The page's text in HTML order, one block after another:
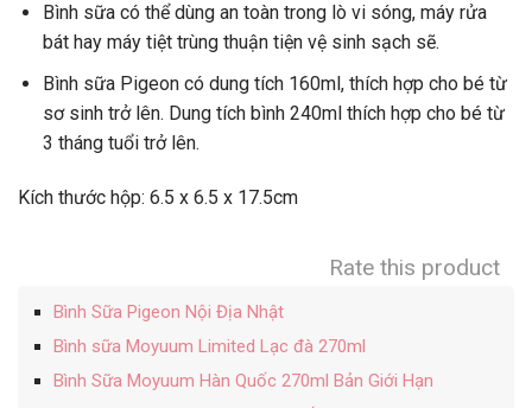
Bình sữa có thể dùng an toàn trong lò vi sóng, máy rửa
bát hay máy tiệt trùng thuận tiện vệ sinh sạch sẽ.
Bình sữa Pigeon có dung tích 160ml, thích hợp cho bé từ
sơ sinh trở lên. Dung tích bình 240ml thích hợp cho bé từ
3 tháng tuổi trở lên.
Kích thước hộp: 6.5 x 6.5 x 17.5cm
Rate this product
Bình Sữa Pigeon Nội Địa Nhật
Bình sữa Moyuum Limited Lạc đà 270ml
Bình Sữa Moyuum Hàn Quốc 270ml Bản Giới Hạn